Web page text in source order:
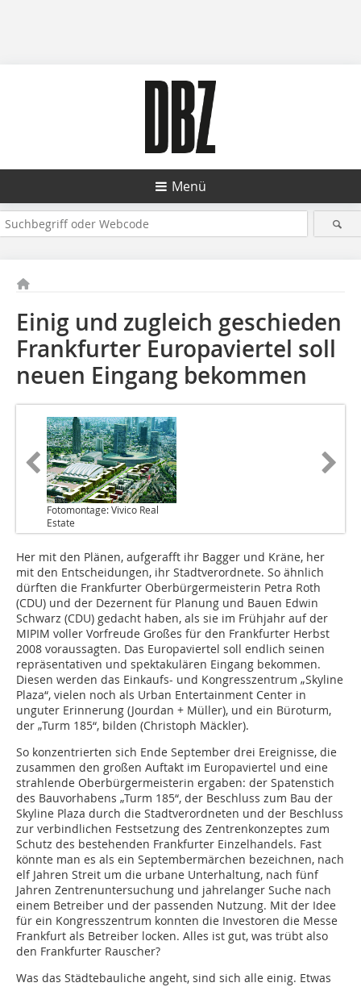
Menü
Einig und zugleich geschieden
Frankfurter Europaviertel soll
neuen Eingang bekommen
Fotomontage: Vivico Real
Estate
Her mit den Plänen, aufgerafft ihr Bagger und Kräne, her
mit den Entscheidungen, ihr Stadtverordnete. So ähnlich
dürften die Frankfurter Oberbürgermeisterin Petra Roth
(CDU) und der Dezernent für Planung und Bauen Edwin
Schwarz (CDU) gedacht haben, als sie im Frühjahr auf der
MIPIM voller Vorfreude Großes für den Frankfurter Herbst
2008 voraussagten. Das Europaviertel soll endlich seinen
repräsentativen und spektakulären Eingang bekommen.
Diesen werden das Einkaufs- und Kongresszentrum „Skyline
Plaza“, vielen noch als Urban Entertainment Center in
unguter Erinnerung (Jourdan + Müller), und ein Büroturm,
der „Turm 185“, bilden (Christoph Mäckler).
So konzentrierten sich Ende September drei Ereignisse, die
zusammen den großen Auftakt im Europaviertel und eine
strahlende Oberbürgermeisterin ergaben: der Spatenstich
des Bauvorhabens „Turm 185“, der Beschluss zum Bau der
Skyline Plaza durch die Stadtverordneten und der Beschluss
zur verbindlichen Festsetzung des Zentrenkonzeptes zum
Schutz des bestehenden Frankfurter Einzelhandels. Fast
könnte man es als ein Septembermärchen bezeichnen, nach
elf Jahren Streit um die urbane Unterhaltung, nach fünf
Jahren Zentrenuntersuchung und jahrelanger Suche nach
einem Betreiber und der passenden Nutzung. Mit der Idee
für ein Kongresszentrum konnten die Investoren die Messe
Frankfurt als Betreiber locken. Alles ist gut, was trübt also
den Frankfurter Rauscher?
Was das Städtebauliche angeht, sind sich alle einig. Etwas